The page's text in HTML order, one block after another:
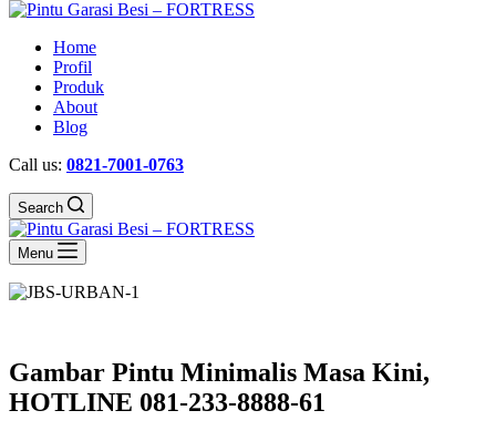
Home
Profil
Produk
About
Blog
Call us: 0821-7001-0763
Search
Menu
Gambar Pintu Minimalis Masa Kini,
HOTLINE 081-233-8888-61